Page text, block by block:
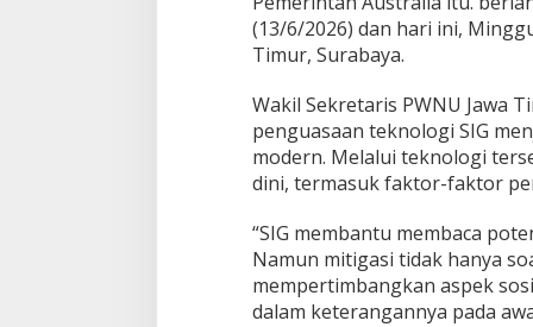
P
e
e
p
a
t
R
s
p
o
n
s
(13/6/2026) dan hari ini,
Timur, Surabaya.
Wakil Sekretaris PWNU Jawa
penguasaan teknologi SIG
modern. Melalui teknologi
dini, termasuk faktor-faktor
“SIG membantu membaca
Namun mitigasi tidak hanya
mempertimbangkan aspek
dalam keterangannya pada